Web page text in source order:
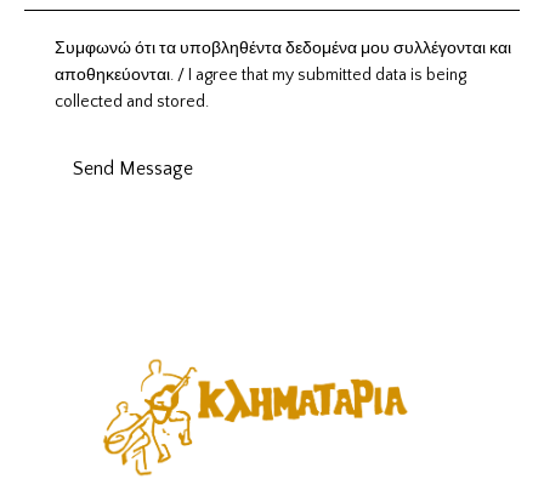
Συμφωνώ ότι τα υποβληθέντα δεδομένα μου συλλέγονται και
αποθηκεύονται. / I agree that my submitted data is being
collected and stored.
Send Message